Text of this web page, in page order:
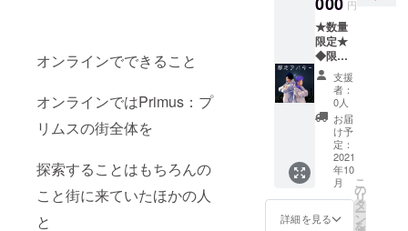
オンラインでできること
オンラインではPrimus：プ
リムスの街全体を
探索することはもちろんの
こと街に来ていたほかの人
と
タ：世
界観3種
類セッ
ト ：
キャラ
クター3
種セッ
ト ◆オ
ンライ
ン利用
券12か
月分(有
効期限
2022年
10月1日
円
★数量
限定★
◆限定
アバ
ター こ
ちらの
限定ア
バター
を使っ
てプリ
ムスを
お楽し
みいた
だけま
支援
者：
0人
お届
け予
定：
2021
年10
月
詳細を見る
こ
の
リ
タ
ー
ン
を